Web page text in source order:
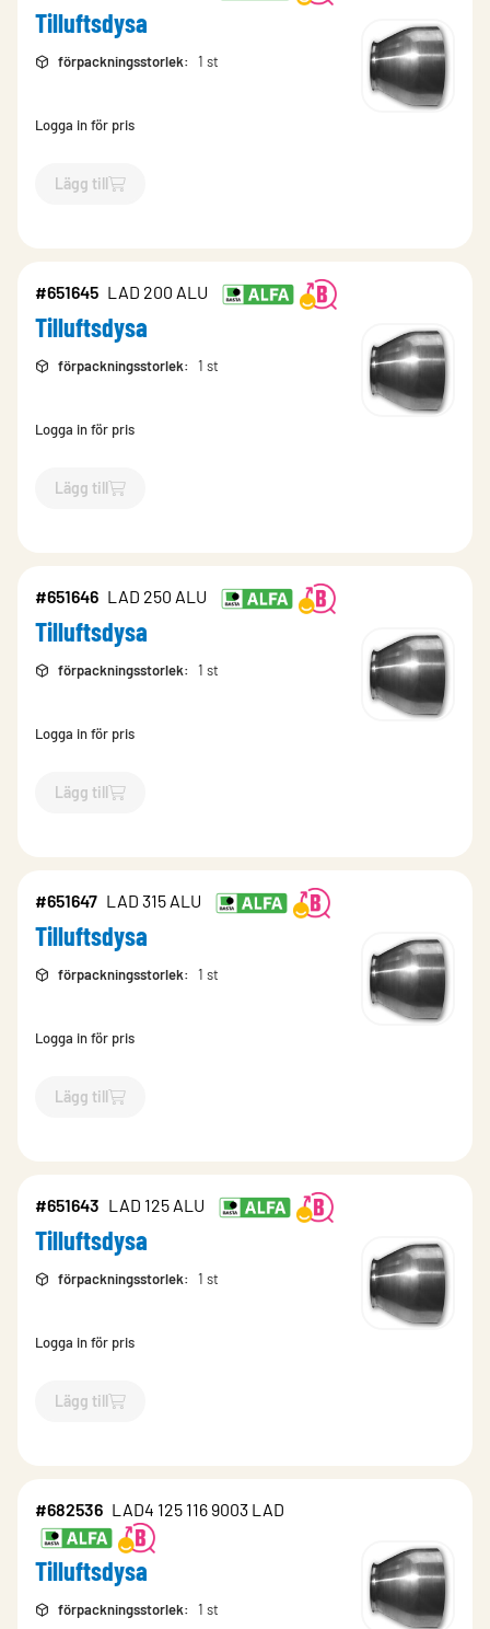
Tilluftsdysa
förpackningsstorlek: 1 st
Logga in för pris
Lägg till
`$Lägg till
#651645 LAD 200 ALU
Tilluftsdysa
förpackningsstorlek: 1 st
Logga in för pris
Lägg till
`$Lägg till
#651646 LAD 250 ALU
Tilluftsdysa
förpackningsstorlek: 1 st
Logga in för pris
Lägg till
`$Lägg till
#651647 LAD 315 ALU
Tilluftsdysa
förpackningsstorlek: 1 st
Logga in för pris
Lägg till
`$Lägg till
#651643 LAD 125 ALU
Tilluftsdysa
förpackningsstorlek: 1 st
Logga in för pris
Lägg till
`$Lägg till
#682536 LAD4 125 116 9003 LAD
Tilluftsdysa
förpackningsstorlek: 1 st